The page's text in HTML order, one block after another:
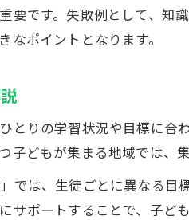
ECCベストワンPocketの
家庭・地域で活かせる学びの
子どもの自律性を高め
塾と連携した非認知力
多文化共生の地域環境
群馬県太田市で注目される塾
要です。失敗例として、
ポイントとなります。
とりの学習状況や目標に
どもが集まる地域では、
」では、生徒ごとに異なる
サポートすることで、子